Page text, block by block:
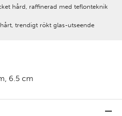
hård, raffinerad med teflonteknik
trendigt rökt glas-utseende
6.5 cm